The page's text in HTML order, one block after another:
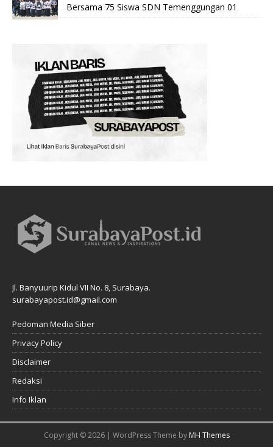
Bersama 75 Siswa SDN Temenggungan 01
Jl. Banyuurip Kidul VII No. 8, Surabaya.
surabayapost.id@gmail.com
Pedoman Media Siber
Privacy Policy
Disclaimer
Redaksi
Info Iklan
Copyright © 2026 | WordPress Theme by MH Themes